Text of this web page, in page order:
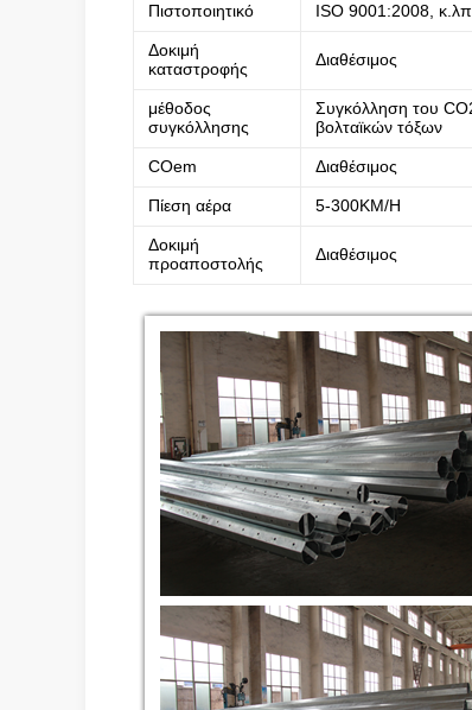
Πιστοποιητικό ISO 9001:2008, κ.λπ.
Δοκιμή
καταστροφής
Διαθέσιμος
μέθοδος
συγκόλλησης
Συγκόλληση του
βολταϊκών τόξων
COem Διαθέσιμος
Πίεση αέρα 5-300KM/H
Δοκιμή
προαποστολής
Διαθέσιμος